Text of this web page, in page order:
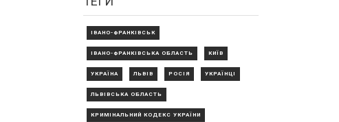
ІВАНО-ФРАНКІВСЬК
ІВАНО-ФРАНКІВСЬКА ОБЛАСТЬ КИЇВ
УКРАЇНА ЛЬВІВ РОСІЯ УКРАЇНЦІ
ЛЬВІВСЬКА ОБЛАСТЬ
КРИМІНАЛЬНИЙ КОДЕКС УКРАЇНИ